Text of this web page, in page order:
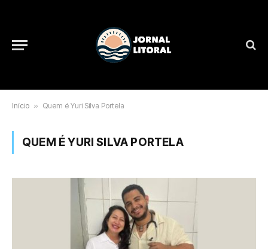
Início » Quem é Yuri Silva Portela
QUEM É YURI SILVA PORTELA